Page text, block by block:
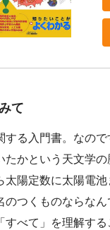
て
する入門書。なの
たかという天文学
太陽定数に太陽電池
のつくものならな
すべて」を理解する